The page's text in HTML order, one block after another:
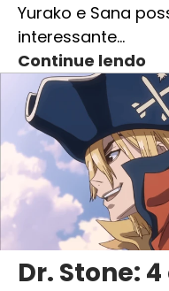
Yurako e Sana
interessante…
Continue lendo
Dr. Stone: